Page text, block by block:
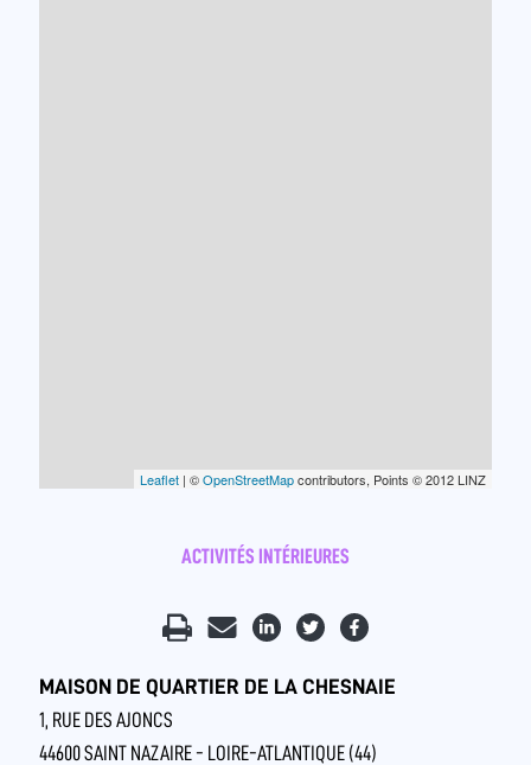
Leaflet | ©OpenStreetMapcontributors, Points © 2012 LINZ
ACTIVITÉS INTÉRIEURES
MAISON DE QUARTIER DE LA CHESNAIE
1, RUE DES AJONCS
44600 SAINT NAZAIRE - LOIRE-ATLANTIQUE (44)